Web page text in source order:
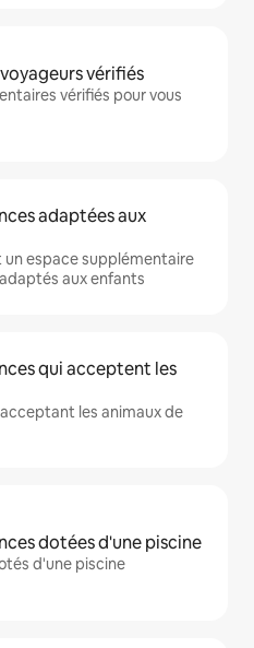
vérifiés
vérifiés pour vous
adaptées aux
espace supplémentaire
aux enfants
qui acceptent les
les animaux de
dotées d'une piscine
d'une piscine